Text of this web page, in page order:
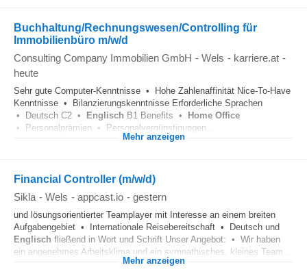
Buchhaltung/Rechnungswesen/Controlling für
Immobilienbüro m/w/d
Consulting Company Immobilien GmbH - Wels - karriere.at -
heute
Sehr gute Computer-Kenntnisse • Hohe Zahlenaffinität Nice-To-Have
Kenntnisse • Bilanzierungskenntnisse Erforderliche Sprachen
• Deutsch C2 • Englisch B1 Benefits • Home Office
• Personalprämien • Personalvergünstigungen...
Mehr anzeigen
Financial Controller (m/w/d)
Sikla - Wels - appcast.io - gestern
und lösungsorientierter Teamplayer mit Interesse an einem breiten
Aufgabengebiet • Internationale Reisebereitschaft • Deutsch und
Englisch fließend in Wort und Schrift Unser Angebot: • Wir haben
ein angenehmes Arbeitsklima und ein sympathisches, kleines Team...
Mehr anzeigen